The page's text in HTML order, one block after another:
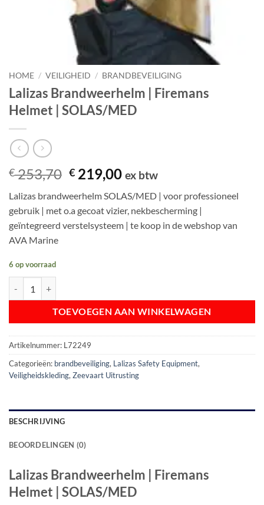
HOME / VEILIGHEID / BRANDBEVEILIGING
Lalizas Brandweerhelm | Firemans
Helmet | SOLAS/MED
€253,70 Oorspronkelijke
was:
€ 253,70.
€ 219,00Huidige
is:
€ 219,00.
ex btw
Lalizas brandweerhelm SOLAS/MED | voor professioneel
gebruik | met o.a gecoat vizier, nekbescherming |
geïntegreerd verstelsysteem | te koop in de webshop van
AVA Marine
6 op voorraad
TOEVOEGEN AAN WINKELWAGEN
Artikelnummer: L72249
Categorieën: brandbeveiliging, Lalizas Safety Equipment,
Veiligheidskleding, Zeevaart Uitrusting
BESCHRIJVING
BEOORDELINGEN (0)
Lalizas Brandweerhelm | Firemans
Helmet | SOLAS/MED